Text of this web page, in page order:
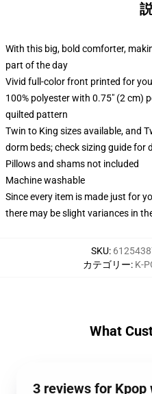
With this big, bold comforter,
part of the day
Vivid full-color front printed for
100% polyester with 0.75" (2 cm)
quilted pattern
Twin to King sizes available, and
dorm beds; check sizing guide for
Pillows and shams not included
Machine washable
Since every item is made just for
there may be slight variances in
SKU:
カテゴリー: K-
What
3 reviews for